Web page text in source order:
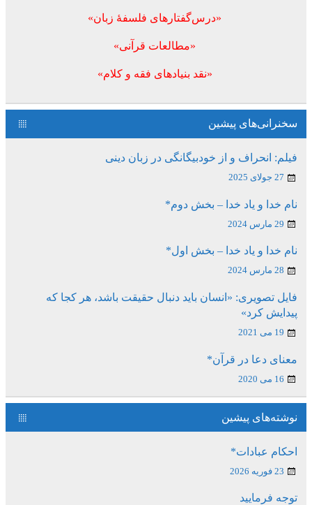
«درس‌گفتارهای فلسفۀ زبان»
«مطالعات قرآنی»
«نقد بنیادهای فقه و کلام»
سخنرانی‌های پیشین
فیلم: انحراف و از خودبیگانگی در زبان دینی
27 جولای 2025
نام خدا و یاد خدا – بخش دوم*
29 مارس 2024
نام خدا و یاد خدا – بخش اول*
28 مارس 2024
فایل تصویری: «انسان باید دنبال حقیقت باشد، هر کجا که
پیدایش کرد»
19 می 2021
معنای دعا در قرآن*
16 می 2020
نوشته‌های پیشین
احکام عبادات*
23 فوریه 2026
توجه فرمایید